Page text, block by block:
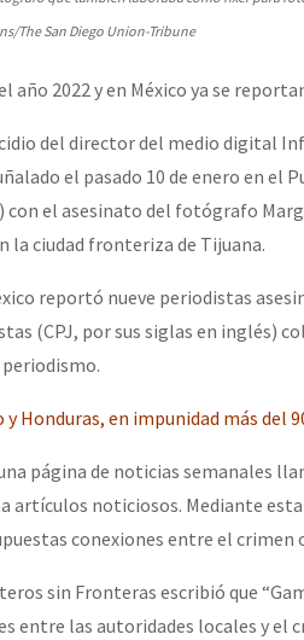
contra a Humanidad”
a Humanidade”
globales por la libertad de Jesús
Virá” se publica no Estado
saiba! Nossas lutas pela
CNI: 30 años de Resistencia y
The San Diego Union-Tribune
año 2022 y en México ya se
del director del medio digital
el pasado 10 de enero en el
con el asesinato del fotógrafo
la ciudad fronteriza de Tijuana.
reportó nueve periodistas
(CPJ, por sus siglas en inglés)
y Honduras, en impunidad más del
página de noticias semanales
artículos noticiosos. Mediante
conexiones entre el crimen
sin Fronteras escribió que
entre las autoridades locales y el